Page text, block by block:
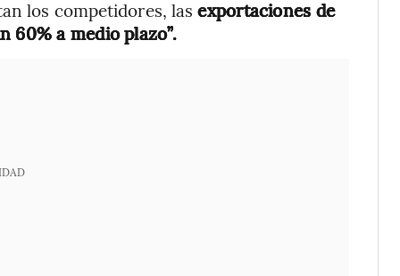
los competidores, lasexportaciones de
60% a medio plazo”.